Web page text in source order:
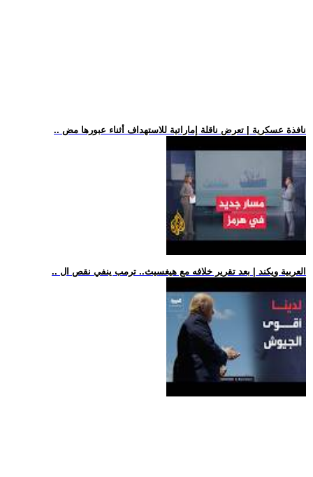
.. نافذة عسكرية | تعرض ناقلة إماراتية للاستهداف أثناء عبورها مض
.. العربية ويكند | بعد تقرير خلافه مع هيغسيث.. ترمب ينفي نقص ال